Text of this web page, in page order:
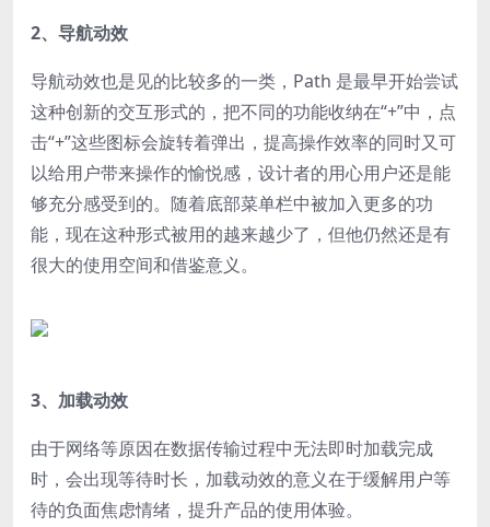
2、导航动效
导航动效也是见的比较多的一类，Path 是最早开始尝试
这种创新的交互形式的，把不同的功能收纳在“+”中，点
击“+”这些图标会旋转着弹出，提高操作效率的同时又可
以给用户带来操作的愉悦感，设计者的用心用户还是能
够充分感受到的。随着底部菜单栏中被加入更多的功
能，现在这种形式被用的越来越少了，但他仍然还是有
很大的使用空间和借鉴意义。
3、加载动效
由于网络等原因在数据传输过程中无法即时加载完成
时，会出现等待时长，加载动效的意义在于缓解用户等
待的负面焦虑情绪，提升产品的使用体验。